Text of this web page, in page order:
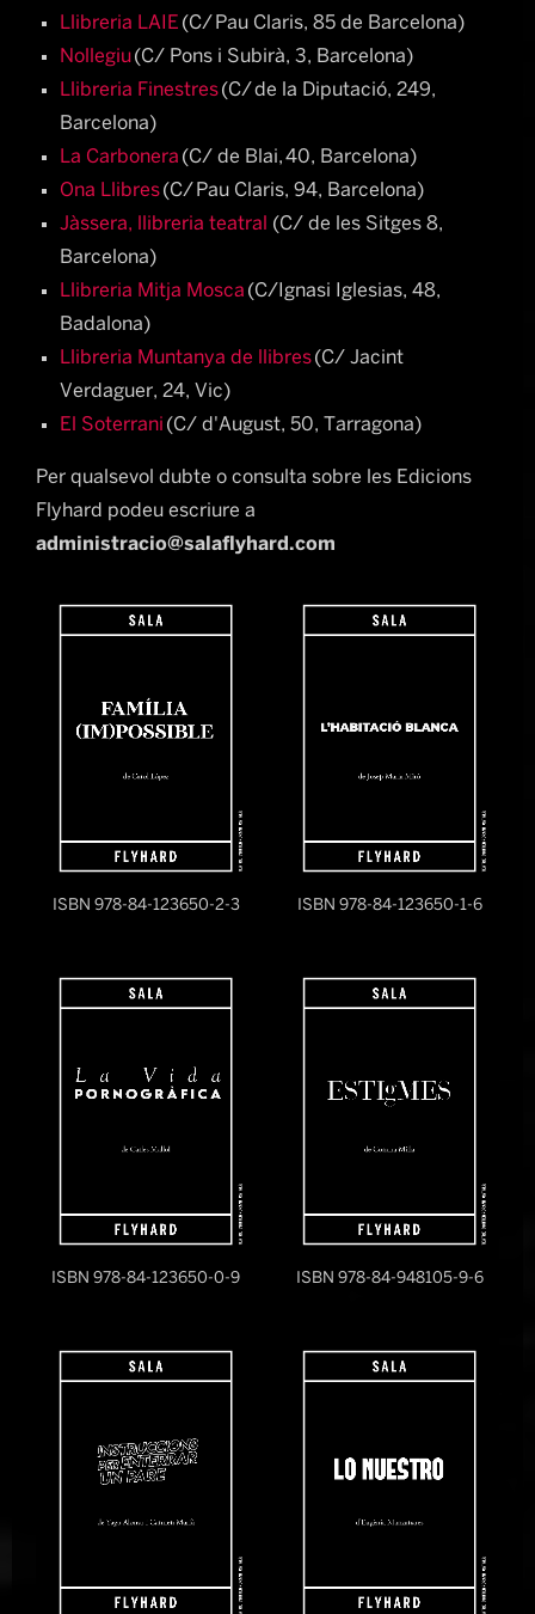
Llibreria LAIE (C/ Pau Claris, 85 de Barcelona)
Nollegiu (C/ Pons i Subirà, 3, Barcelona)
Llibreria Finestres (C/ de la Diputació, 249,
Barcelona)
La Carbonera (C/ de Blai, 40, Barcelona)
Ona Llibres (C/ Pau Claris, 94, Barcelona)
Jàssera, llibreria teatral
(C/ de les Sitges 8,
Barcelona)
Llibreria Mitja Mosca (C/Ignasi Iglesias, 48,
Badalona)
Llibreria Muntanya de llibres (C/ Jacint
Verdaguer, 24, Vic)
El Soterrani (C/ d'August, 50, Tarragona)
Per qualsevol dubte o consulta sobre les Edicions
Flyhard podeu escriure a
administracio@salaflyhard.com
ISBN 978-84-123650-2-3 ISBN 978-84-123650-1-6
ISBN 978-84-123650-0-9 ISBN 978-84-948105-9-6